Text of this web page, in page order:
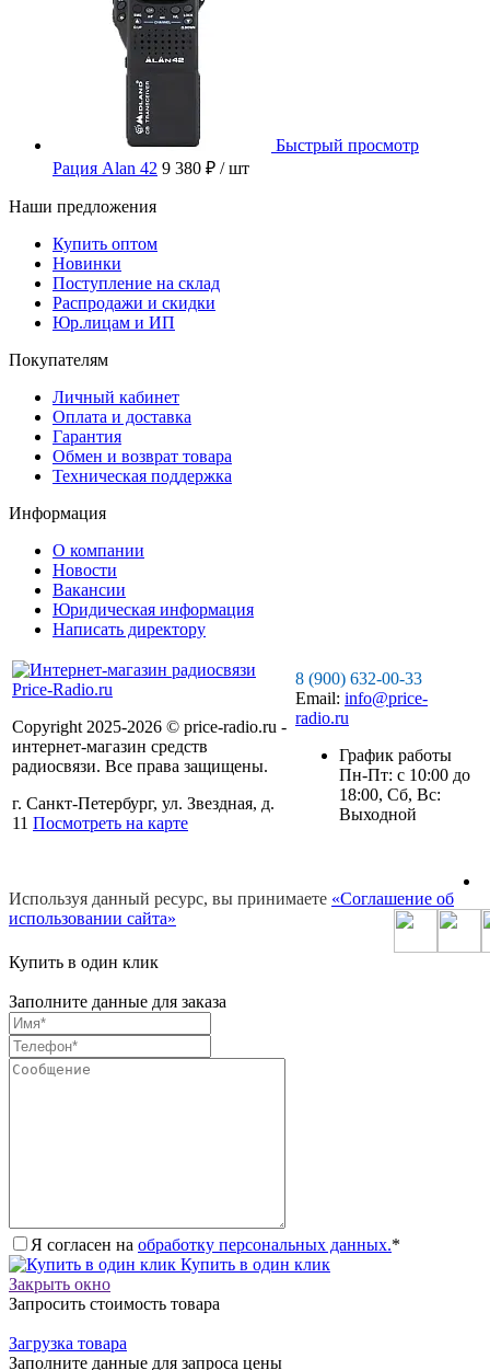
Быстрый просмотр
Рация Alan 42 9 380 ₽ / шт
Наши предложения
Купить оптом
Новинки
Поступление на склад
Распродажи и скидки
Юр.лицам и ИП
Покупателям
Личный кабинет
Оплата и доставка
Гарантия
Обмен и возврат товара
Техническая поддержка
Информация
О компании
Новости
Вакансии
Юридическая информация
Написать директору
Copyright 2025-2026 © price-radio.ru -
интернет-магазин средств
радиосвязи. Все права защищены.
г. Санкт-Петербург, ул. Звездная, д.
11 Посмотреть на карте
8 (900) 632-00-33
Email: info@price-
radio.ru
График работы
Пн-Пт: c 10:00 до
18:00, Сб, Вс:
Выходной
Используя данный ресурс, вы принимаете «Соглашение об
использовании сайта»
Купить в один клик
Заполните данные для заказа
Я согласен на обработку персональных данных.*
Купить в один клик
Закрыть окно
Запросить стоимость товара
Загрузка товара
Заполните данные для запроса цены